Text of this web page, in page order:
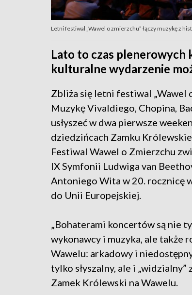
Letni festiwal „Wawel o zmierzchu” łączy muzykę z
Lato to czas plenerowych
kulturalne wydarzenie
Zbliża się letni festiwal „Wawel
Muzykę Vivaldiego, Chopina,
usłyszeć w dwa pierwsze
dziedzińcach Zamku
Festiwal Wawel o Zmierzchu
IX Symfonii Ludwiga van
Antoniego Wita w 20. rocznicę
do Unii Europejskiej.
„Bohaterami koncertów są nie
wykonawcy i muzyka, ale także
Wawelu: arkadowy i
tylko słyszalny, ale i
Zamek Królewski na Wawelu.